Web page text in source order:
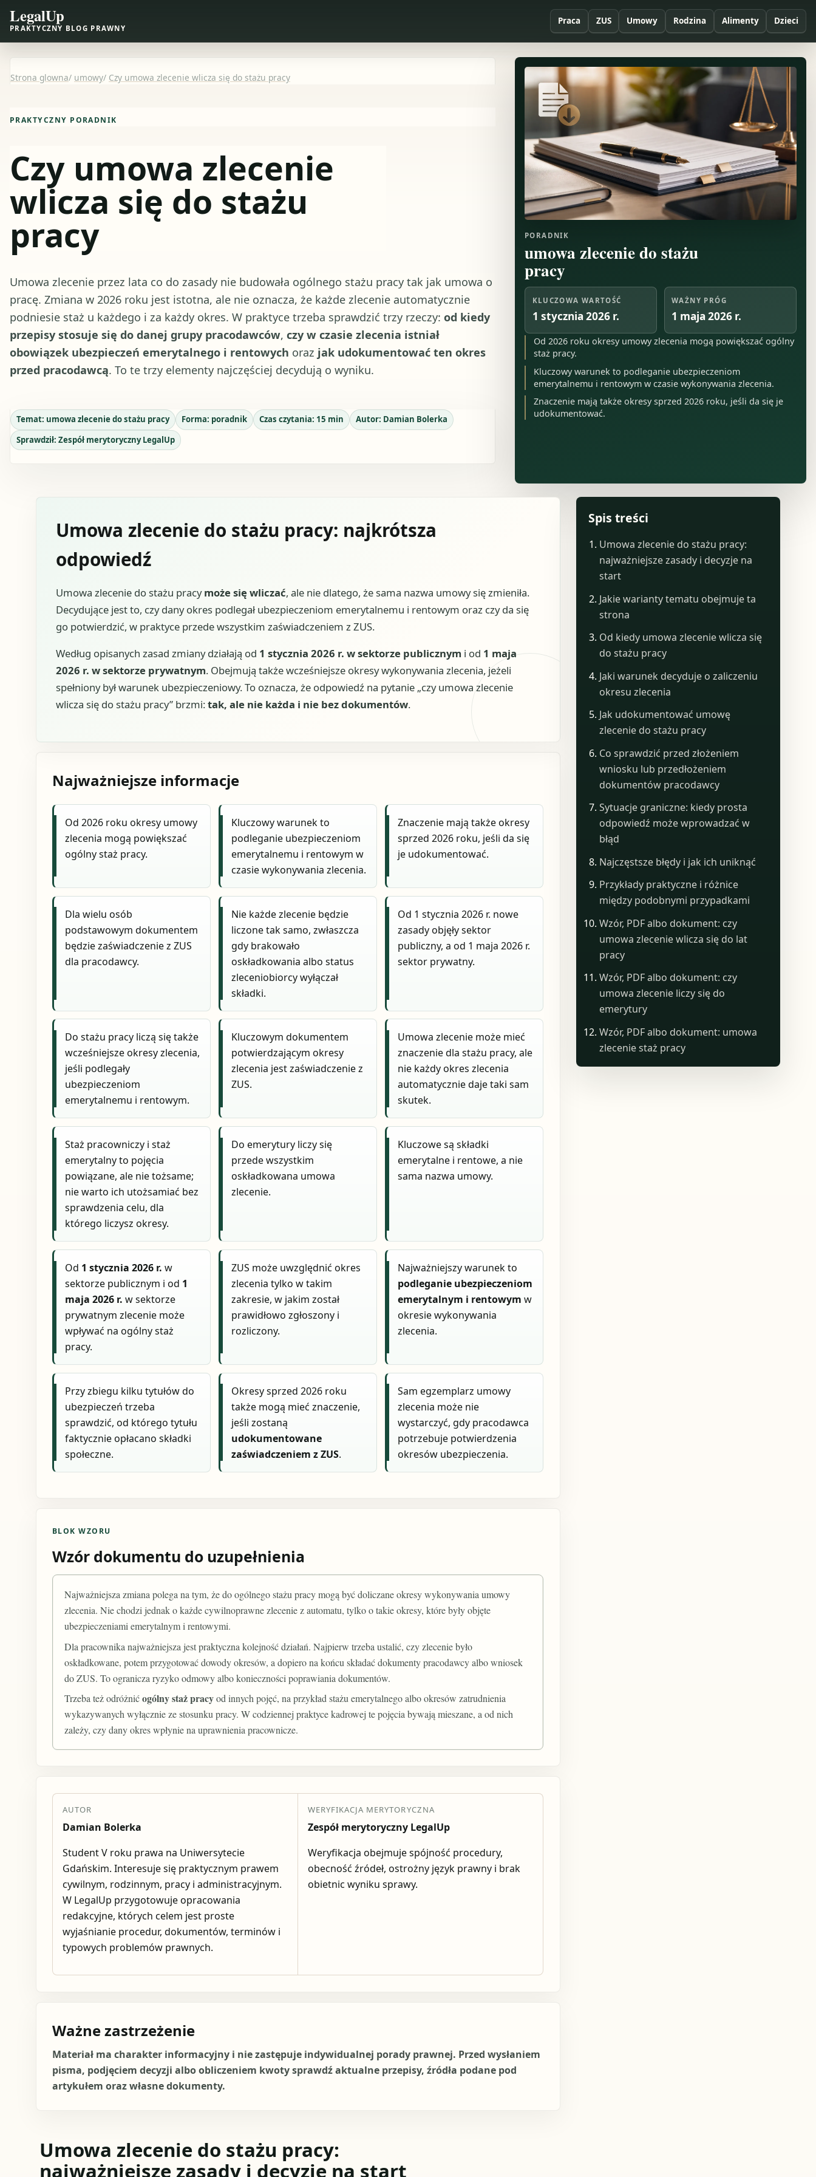
LegalUp
PRAKTYCZNY BLOG PRAWNY
Praca ZUS Umowy Rodzina Alimenty Dzieci
Strona glowna/ umowy/ Czy umowa zlecenie wlicza się do stażu pracy
PRAKTYCZNY PORADNIK
Czy umowa zlecenie
wlicza się do stażu
pracy
Umowa zlecenie przez lata co do zasady nie budowała ogólnego stażu pracy tak jak umowa o
pracę. Zmiana w 2026 roku jest istotna, ale nie oznacza, że każde zlecenie automatycznie
podniesie staż u każdego i za każdy okres. W praktyce trzeba sprawdzić trzy rzeczy: od kiedy
przepisy stosuje się do danej grupy pracodawców, czy w czasie zlecenia istniał
obowiązek ubezpieczeń emerytalnego i rentowych oraz jak udokumentować ten okres
przed pracodawcą. To te trzy elementy najczęściej decydują o wyniku.
Temat: umowa zlecenie do stażu pracy Forma: poradnik Czas czytania: 15 min Autor: Damian Bolerka
Sprawdził: Zespół merytoryczny LegalUp
PORADNIK
umowa zlecenie do stażu
pracy
KLUCZOWA WARTOŚĆ
1 stycznia 2026 r.
WAŻNY PRÓG
1 maja 2026 r.
Od 2026 roku okresy umowy zlecenia mogą powiększać ogólny
staż pracy.
Kluczowy warunek to podleganie ubezpieczeniom
emerytalnemu i rentowym w czasie wykonywania zlecenia.
Znaczenie mają także okresy sprzed 2026 roku, jeśli da się je
udokumentować.
Umowa zlecenie do stażu pracy: najkrótsza
odpowiedź
Umowa zlecenie do stażu pracymoże się wliczać, ale nie dlatego, że sama nazwa umowy się zmieniła.
Decydujące jest to, czy dany okres podlegał ubezpieczeniom emerytalnemu i rentowym oraz czy da się
go potwierdzić, w praktyce przede wszystkim zaświadczeniem z ZUS.
Według opisanych zasad zmiany działają od 1 stycznia 2026 r. w sektorze publicznym i od 1 maja
2026 r. w sektorze prywatnym. Obejmują także wcześniejsze okresy wykonywania zlecenia, jeżeli
spełniony był warunek ubezpieczeniowy. To oznacza, że odpowiedź na pytanie „czy umowa zlecenie
wlicza się do stażu pracy” brzmi:tak, ale nie każda i nie bez dokumentów.
Najważniejsze informacje
Od 2026 roku okresy umowy
zlecenia mogą powiększać
ogólny staż pracy.
Kluczowy warunek to
podleganie ubezpieczeniom
emerytalnemu i rentowym w
czasie wykonywania zlecenia.
Znaczenie mają także okresy
sprzed 2026 roku, jeśli da się
je udokumentować.
Dla wielu osób
podstawowym dokumentem
będzie zaświadczenie z ZUS
dla pracodawcy.
Nie każde zlecenie będzie
liczone tak samo, zwłaszcza
gdy brakowało
oskładkowania albo status
zleceniobiorcy wyłączał
składki.
Od 1 stycznia 2026 r. nowe
zasady objęły sektor
publiczny, a od 1 maja 2026 r.
sektor prywatny.
Do stażu pracy liczą się także
wcześniejsze okresy zlecenia,
jeśli podlegały
ubezpieczeniom
emerytalnemu i rentowym.
Kluczowym dokumentem
potwierdzającym okresy
zlecenia jest zaświadczenie z
ZUS.
Umowa zlecenie może mieć
znaczenie dla stażu pracy, ale
nie każdy okres zlecenia
automatycznie daje taki sam
skutek.
Staż pracowniczy i staż
emerytalny to pojęcia
powiązane, ale nie tożsame;
nie warto ich utożsamiać bez
sprawdzenia celu, dla
którego liczysz okresy.
Do emerytury liczy się
przede wszystkim
oskładkowana umowa
zlecenie.
Kluczowe są składki
emerytalne i rentowe, a nie
sama nazwa umowy.
Od 1 stycznia 2026 r. w
sektorze publicznym i od 1
maja 2026 r. w sektorze
prywatnym zlecenie może
wpływać na ogólny staż
pracy.
ZUS może uwzględnić okres
zlecenia tylko w takim
zakresie, w jakim został
prawidłowo zgłoszony i
rozliczony.
Najważniejszy warunek to
podleganie ubezpieczeniom
emerytalnym i rentowym w
okresie wykonywania
zlecenia.
Przy zbiegu kilku tytułów do
ubezpieczeń trzeba
sprawdzić, od którego tytułu
faktycznie opłacano składki
społeczne.
Okresy sprzed 2026 roku
także mogą mieć znaczenie,
jeśli zostaną
udokumentowane
zaświadczeniem z ZUS.
Sam egzemplarz umowy
zlecenia może nie
wystarczyć, gdy pracodawca
potrzebuje potwierdzenia
okresów ubezpieczenia.
BLOK WZORU
Wzór dokumentu do uzupełnienia
Najważniejsza zmiana polega na tym, że do ogólnego stażu pracy mogą być doliczane okresy wykonywania umowy
zlecenia. Nie chodzi jednak o każde cywilnoprawne zlecenie z automatu, tylko o takie okresy, które były objęte
ubezpieczeniami emerytalnym i rentowymi.
Dla pracownika najważniejsza jest praktyczna kolejność działań. Najpierw trzeba ustalić, czy zlecenie było
oskładkowane, potem przygotować dowody okresów, a dopiero na końcu składać dokumenty pracodawcy albo wniosek
do ZUS. To ogranicza ryzyko odmowy albo konieczności poprawiania dokumentów.
Trzeba też odróżnićogólny staż pracyod innych pojęć, na przykład stażu emerytalnego albo okresów zatrudnienia
wykazywanych wyłącznie ze stosunku pracy. W codziennej praktyce kadrowej te pojęcia bywają mieszane, a od nich
zależy, czy dany okres wpłynie na uprawnienia pracownicze.
AUTOR
Damian Bolerka
Student V roku prawa na Uniwersytecie
Gdańskim. Interesuje się praktycznym prawem
cywilnym, rodzinnym, pracy i administracyjnym.
W LegalUp przygotowuje opracowania
redakcyjne, których celem jest proste
wyjaśnianie procedur, dokumentów, terminów i
typowych problemów prawnych.
WERYFIKACJA MERYTORYCZNA
Zespół merytoryczny LegalUp
Weryfikacja obejmuje spójność procedury,
obecność źródeł, ostrożny język prawny i brak
obietnic wyniku sprawy.
Ważne zastrzeżenie
Materiał ma charakter informacyjny i nie zastępuje indywidualnej porady prawnej. Przed wysłaniem
pisma, podjęciem decyzji albo obliczeniem kwoty sprawdź aktualne przepisy, źródła podane pod
artykułem oraz własne dokumenty.
Umowa zlecenie do stażu pracy:
najważniejsze zasady i decyzje na start
Spis treści
Umowa zlecenie do stażu pracy:
najważniejsze zasady i decyzje na
start
Jakie warianty tematu obejmuje ta
strona
Od kiedy umowa zlecenie wlicza się
do stażu pracy
Jaki warunek decyduje o zaliczeniu
okresu zlecenia
Jak udokumentować umowę
zlecenie do stażu pracy
Co sprawdzić przed złożeniem
wniosku lub przedłożeniem
dokumentów pracodawcy
Sytuacje graniczne: kiedy prosta
odpowiedź może wprowadzać w
błąd
Najczęstsze błędy i jak ich uniknąć
Przykłady praktyczne i różnice
między podobnymi przypadkami
Wzór, PDF albo dokument: czy
umowa zlecenie wlicza się do lat
pracy
Wzór, PDF albo dokument: czy
umowa zlecenie liczy się do
emerytury
Wzór, PDF albo dokument: umowa
zlecenie staż pracy